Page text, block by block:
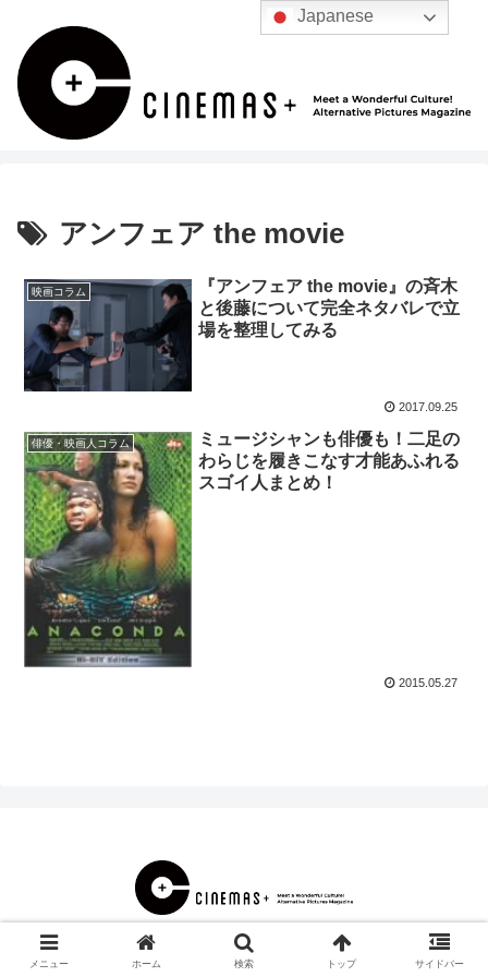
アンフェア the movie
映画コラム
『アンフェア the movie』の斉木
と後藤について完全ネタバレで立
場を整理してみる
2017.09.25
俳優・映画人コラム
ミュージシャンも俳優も！二足の
わらじを履きこなす才能あふれる
スゴイ人まとめ！
2015.05.27
© 2000 CINEMAS＋.
メニュー ホーム 検索 トップ サイドバー
Japanese